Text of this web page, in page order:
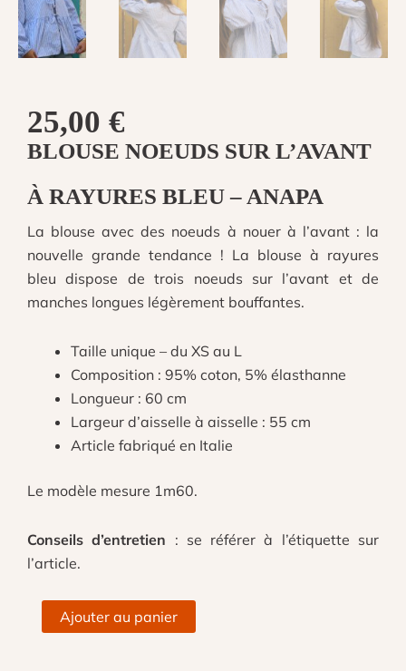
25,00 €
BLOUSE NOEUDS SUR L’AVANT
À RAYURES BLEU – ANAPA
La blouse avec des noeuds à nouer à l’avant : la
nouvelle grande tendance ! La blouse à rayures
bleu dispose de trois noeuds sur l’avant et de
manches longues légèrement bouffantes.
Taille unique – du XS au L
Composition : 95% coton, 5% élasthanne
Longueur : 60 cm
Largeur d’aisselle à aisselle : 55 cm
Article fabriqué en Italie
Le modèle mesure 1m60.
Conseils d’entretien : se référer à l’étiquette sur
l’article.
quantité
de
Ajouter au panier